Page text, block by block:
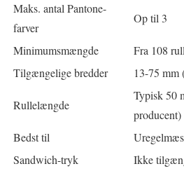
Maks. antal Pantone-
farver
Op til 3
Minimumsmængde
Fra 108
Tilgængelige bredder
13-75 mm
Rullelængde
Typisk 50
producent)
Bedst til
Sandwich-tryk
Ikke